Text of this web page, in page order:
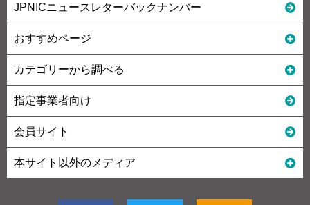
JPNICニュースレターバックナンバー
おすすめページ
カテゴリーから調べる
指定事業者向け
会員サイト
本サイト以外のメディア